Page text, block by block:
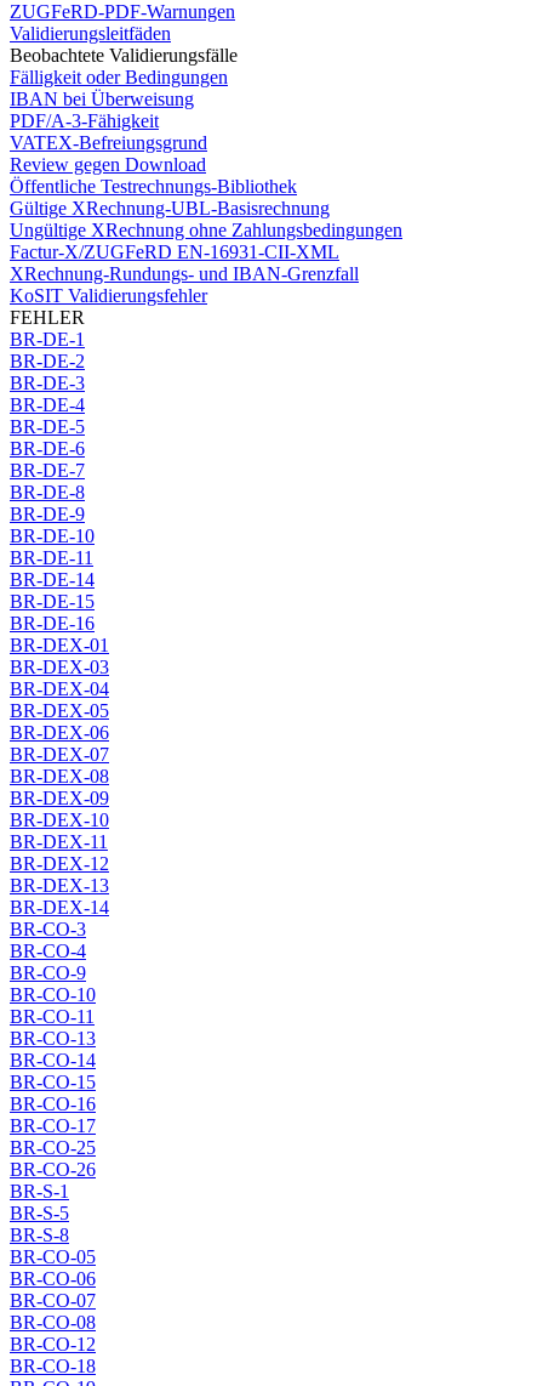
ZUGFeRD-PDF-Warnungen
Validierungsleitfäden
Beobachtete Validierungsfälle
Fälligkeit oder Bedingungen
IBAN bei Überweisung
PDF/A-3-Fähigkeit
VATEX-Befreiungsgrund
Review gegen Download
Öffentliche Testrechnungs-Bibliothek
Gültige XRechnung-UBL-Basisrechnung
Ungültige XRechnung ohne Zahlungsbedingungen
Factur-X/ZUGFeRD EN-16931-CII-XML
XRechnung-Rundungs- und IBAN-Grenzfall
KoSIT Validierungsfehler
FEHLER
BR-DE-1
BR-DE-2
BR-DE-3
BR-DE-4
BR-DE-5
BR-DE-6
BR-DE-7
BR-DE-8
BR-DE-9
BR-DE-10
BR-DE-11
BR-DE-14
BR-DE-15
BR-DE-16
BR-DEX-01
BR-DEX-03
BR-DEX-04
BR-DEX-05
BR-DEX-06
BR-DEX-07
BR-DEX-08
BR-DEX-09
BR-DEX-10
BR-DEX-11
BR-DEX-12
BR-DEX-13
BR-DEX-14
BR-CO-3
BR-CO-4
BR-CO-9
BR-CO-10
BR-CO-11
BR-CO-13
BR-CO-14
BR-CO-15
BR-CO-16
BR-CO-17
BR-CO-25
BR-CO-26
BR-S-1
BR-S-5
BR-S-8
BR-CO-05
BR-CO-06
BR-CO-07
BR-CO-08
BR-CO-12
BR-CO-18